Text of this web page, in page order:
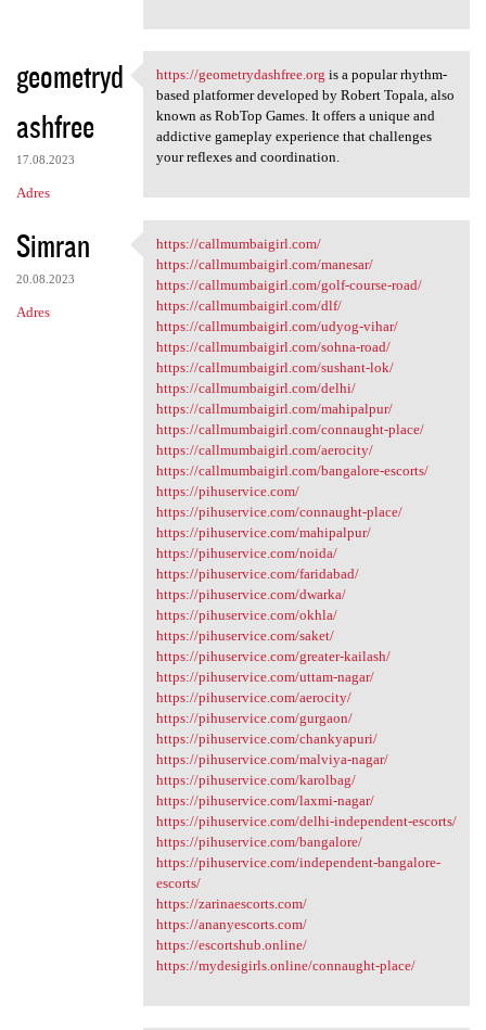
geometryd
ashfree
17.08.2023
Adres
https://geometrydashfree.org
https://geometrydashfree.org is a popular rhythm-
based platformer developed by Robert Topala, also
known as RobTop Games. It offers a unique and
addictive gameplay experience that challenges
your reflexes and coordination.
Simran
20.08.2023
Adres
https://callmumbaigirl.com/
https://callmumbaigirl.com/
https://callmumbaigirl.com/manesar/
https://callmumbaigirl.com/golf-course-road/
https://callmumbaigirl.com/dlf/
https://callmumbaigirl.com/udyog-vihar/
https://callmumbaigirl.com/sohna-road/
https://callmumbaigirl.com/sushant-lok/
https://callmumbaigirl.com/delhi/
https://callmumbaigirl.com/mahipalpur/
https://callmumbaigirl.com/connaught-place/
https://callmumbaigirl.com/aerocity/
https://callmumbaigirl.com/bangalore-escorts/
https://pihuservice.com/
https://pihuservice.com/connaught-place/
https://pihuservice.com/mahipalpur/
https://pihuservice.com/noida/
https://pihuservice.com/faridabad/
https://pihuservice.com/dwarka/
https://pihuservice.com/okhla/
https://pihuservice.com/saket/
https://pihuservice.com/greater-kailash/
https://pihuservice.com/uttam-nagar/
https://pihuservice.com/aerocity/
https://pihuservice.com/gurgaon/
https://pihuservice.com/chankyapuri/
https://pihuservice.com/malviya-nagar/
https://pihuservice.com/karolbag/
https://pihuservice.com/laxmi-nagar/
https://pihuservice.com/delhi-independent-escorts/
https://pihuservice.com/bangalore/
https://pihuservice.com/independent-bangalore-
escorts/
https://zarinaescorts.com/
https://ananyescorts.com/
https://escortshub.online/
https://mydesigirls.online/connaught-place/